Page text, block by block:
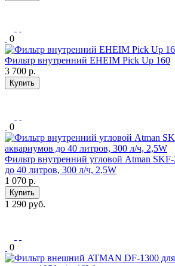
0
Фильтр внутренний EHEIM Pick Up 160
3 700 р.
Купить
0
Фильтр внутренний угловой Atman
до 40 литров, 300 л/ч, 2,5W
1 070 р.
Купить
1 290 руб.
0